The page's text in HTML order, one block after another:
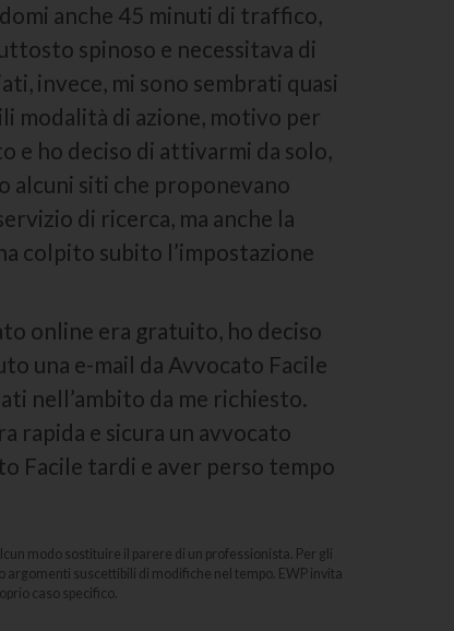
anche 45 minuti di traffico,
spinoso e necessitava di
invece, mi sono sembrati quasi
modalità di azione, motivo per
ho deciso di attivarmi da solo,
alcuni siti che proponevano
di ricerca, ma anche la
colpito subito l’impostazione
online era gratuito, ho deciso
una e-mail da Avvocato Facile
nell’ambito da me richiesto.
rapida e sicura un avvocato
Facile tardi e aver perso tempo
modo sostituire il parere di un professionista. Per gli
suscettibili di modifiche nel tempo. EWP invita
caso specifico.